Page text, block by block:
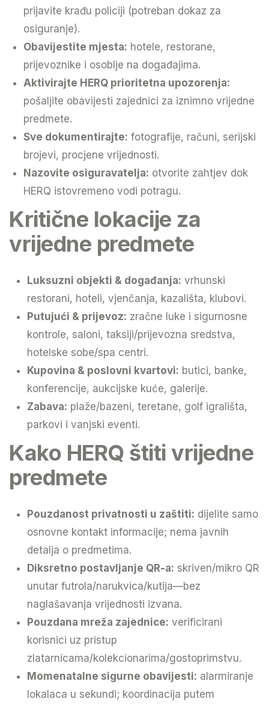
prijavite krađu policiji (potreban dokaz za
osiguranje).
Obavijestite mjesta: hotele, restorane,
prijevoznike i osoblje na događajima.
Aktivirajte HERQ prioritetna upozorenja:
pošaljite obavijesti zajednici za iznimno vrijedne
predmete.
Sve dokumentirajte: fotografije, računi, serijski
brojevi, procjene vrijednosti.
Nazovite osiguravatelja: otvorite zahtjev dok
HERQ istovremeno vodi potragu.
Kritične lokacije za
vrijedne predmete
Luksuzni objekti & događanja: vrhunski
restorani, hoteli, vjenčanja, kazališta, klubovi.
Putujući & prijevoz: zračne luke i sigurnosne
kontrole, saloni, taksiji/prijevozna sredstva,
hotelske sobe/spa centri.
Kupovina & poslovni kvartovi: butici, banke,
konferencije, aukcijske kuće, galerije.
Zabava: plaže/bazeni, teretane, golf igrališta,
parkovi i vanjski eventi.
Kako HERQ štiti vrijedne
predmete
Pouzdanost privatnosti u zaštiti: dijelite samo
osnovne kontakt informacije; nema javnih
detalja o predmetima.
Diksretno postavljanje QR-a: skriven/mikro QR
unutar futrola/narukvica/kutija—bez
naglašavanja vrijednosti izvana.
Pouzdana mreža zajednice: verificirani
korisnici uz pristup
zlatarnicama/kolekcionarima/gostoprimstvu.
Momenatalne sigurne obavijesti: alarmiranje
lokalaca u sekundi; koordinacija putem